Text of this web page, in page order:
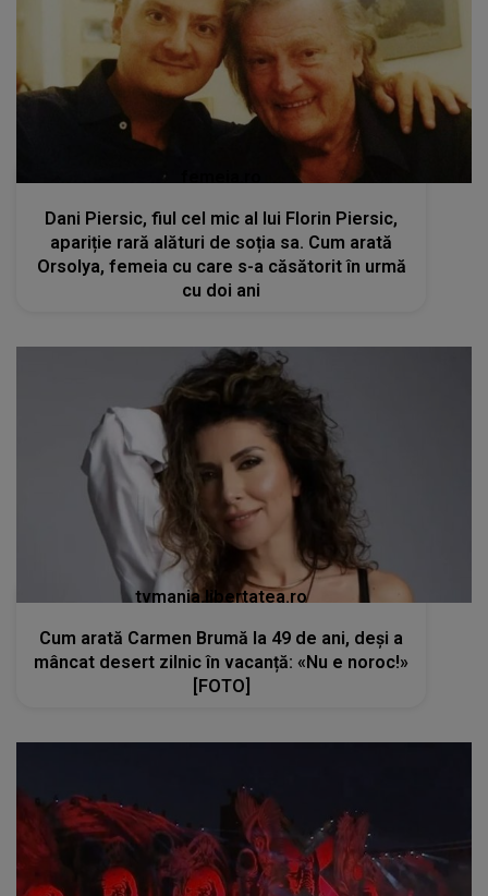
Dani Piersic, fiul cel mic al lui Florin Piersic,
apariție rară alături de soția sa. Cum arată
Orsolya, femeia cu care s-a căsătorit în urmă
cu doi ani
tvmania.libertatea.ro
Cum arată Carmen Brumă la 49 de ani, deși a
mâncat desert zilnic în vacanță: «Nu e noroc!»
[FOTO]